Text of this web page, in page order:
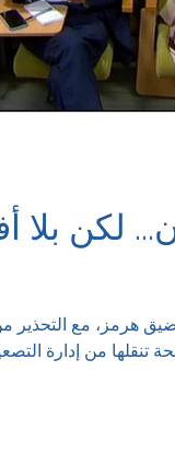
لكن بلا
هرمز، مع التحذير
تنقلها من إدارة